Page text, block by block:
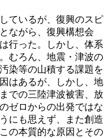
ているが、復興のスピ
ながら、復興構想会
行った。しかし、体系
むろん、地震・津波の
染等の山積する課題を
はあるが、しかし、地
での三陸津波被害、放
ゼロからの出発ではな
にも思えず、また創造
の本質的な原因とその